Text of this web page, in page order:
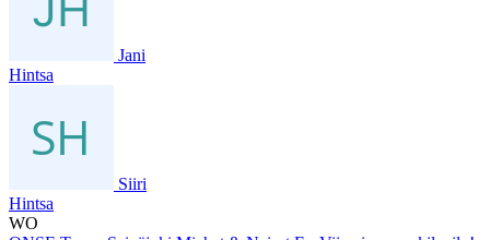
Jani
Hintsa
Siiri
Hintsa
WO